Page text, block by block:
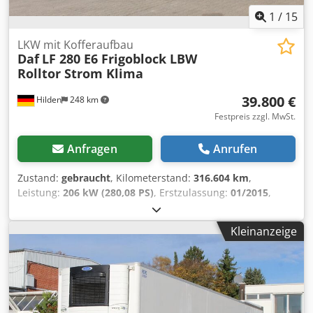
Zwischenverkauf und Irrtümer vorbehalten! Dodsvhhflopfx
1 / 15
Hilden 248 km
LKW mit Kofferaufbau
Daf LF 280 E6 Frigoblock LBW
Rolltor Strom Klima
39.800 €
Festpreis zzgl. MwSt.
Anfragen Anrufen
Zustand: gebraucht, Kilometerstand: 316.604 km,
Leistung: 206 kW (280,08 PS), Erstzulassung: 01/2015,
, Leergewicht:
Ladegewicht:9.170 kg, Gesamtgewicht:19.000 kg,
Reifengröße:285/70/19,5, Achsen-Konfiguration:4x2 ,
Radstand:
Motorbremsung
Weiß, Fahrerkabine:Fahrerhaus, Getriebetyp:
mechanisch, Emissionsklasse: Euro6, Federung:Blatt-Luft,
Anzahl der Sitzplätze:
, Laderaumvolumen:45 m³,
Laderaumlänge:7.860 mm 2.450 mm
Kleinanzeige